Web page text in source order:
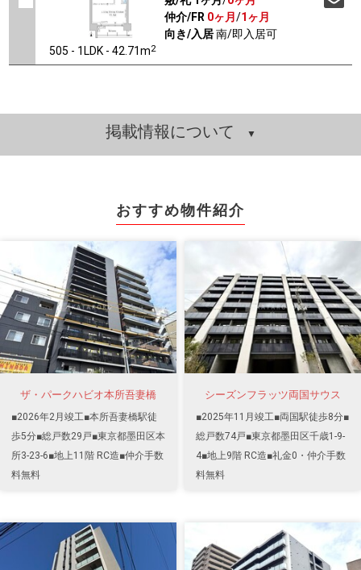
505 - 1LDK - 42.71m2
仲介/FR 0ヶ月 /1ヶ月
向き/入居南/即入居可
掲載情報について
おすすめ物件紹介
ザ・パークハビオ本所吾妻橋
■2026年2月竣工■本所吾妻橋駅徒
歩5分■総戸数29戸■東京都墨田区本
所3-23-6■地上11階 RC造■仲介手数
料無料
シーズンフラッツ両国サウス
■2025年11月竣工■両国駅徒歩8分■
総戸数74戸■東京都墨田区千歳1-9-
4■地上9階 RC造■礼金0・仲介手数
料無料